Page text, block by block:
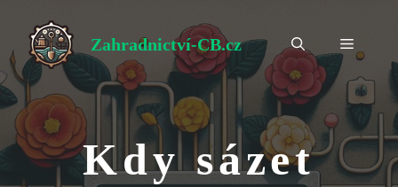
obsah
Zahradnictví-CB.cz Menu
Kdy sázet